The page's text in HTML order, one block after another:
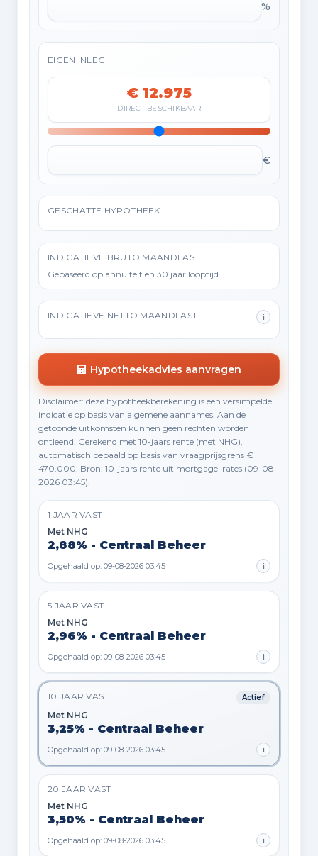
%
EIGEN INLEG
€ 12.975
DIRECT BESCHIKBAAR
€
GESCHATTE HYPOTHEEK
INDICATIEVE BRUTO MAANDLAST
Gebaseerd op annuïteit en 30 jaar looptijd
INDICATIEVE NETTO MAANDLAST i
Hypotheekadvies aanvragen
Disclaimer: deze hypotheekberekening is een versimpelde
indicatie op basis van algemene aannames. Aan de
getoonde uitkomsten kunnen geen rechten worden
ontleend. Gerekend met 10-jaars rente (met NHG),
automatisch bepaald op basis van vraagprijsgrens €
470.000. Bron: 10-jaars rente uit mortgage_rates (09-08-
2026 03:45).
1 JAAR VAST
Met NHG
2,88% - Centraal Beheer
Opgehaald op: 09-08-2026 03:45 i
5 JAAR VAST
Met NHG
2,96% - Centraal Beheer
Opgehaald op: 09-08-2026 03:45 i
10 JAAR VAST Actief
Met NHG
3,25% - Centraal Beheer
Opgehaald op: 09-08-2026 03:45 i
20 JAAR VAST
Met NHG
3,50% - Centraal Beheer
Opgehaald op: 09-08-2026 03:45 i